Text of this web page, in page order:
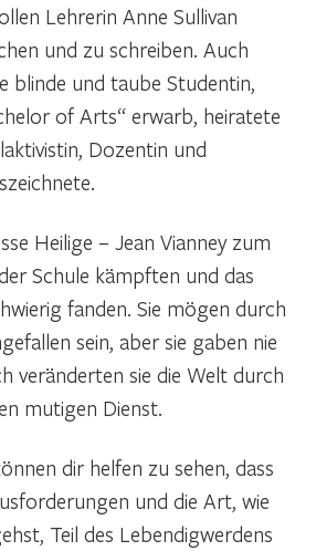
Lehrerin Anne Sullivan
und zu schreiben. Auch
blinde und taube Studentin,
of Arts“ erwarb, heiratete
Dozentin und
Heilige – Jean Vianney zum
Schule kämpften und das
fanden. Sie mögen durch
sein, aber sie gaben nie
veränderten sie die Welt durch
mutigen Dienst.
dir helfen zu sehen, dass
und die Art, wie
Teil des Lebendigwerdens